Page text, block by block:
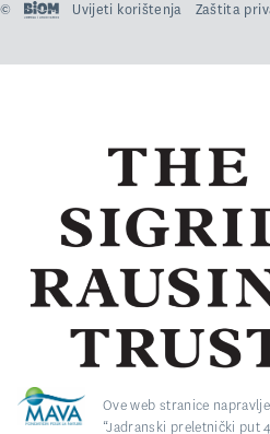
© Uvijeti korištenja Zaštita
Ove web stranice
“Jadranski preletnički put